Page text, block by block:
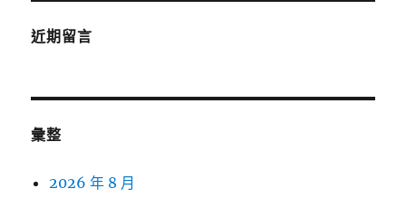
近期留言
彙整
2026 年 8 月